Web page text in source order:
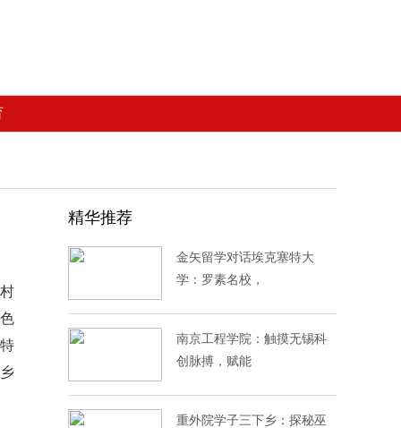
精华推荐
金矢留学对话埃克塞特大
学：罗素名校，
南京工程学院：触摸无锡科
创脉搏，赋能
重外院学子三下乡：探秘巫